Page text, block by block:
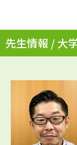
個人
訂正
先生情報 / 大